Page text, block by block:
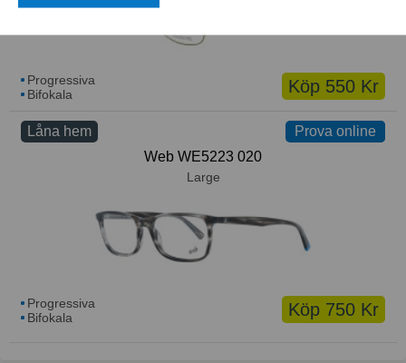
Köp 550 Kr
Progressiva
Bifokala
Prova online
Prova online
Låna hem
Web WE5223 020
Large
Köp 750 Kr
Progressiva
Bifokala